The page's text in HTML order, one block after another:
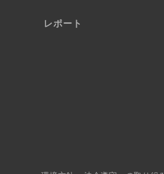
レポート